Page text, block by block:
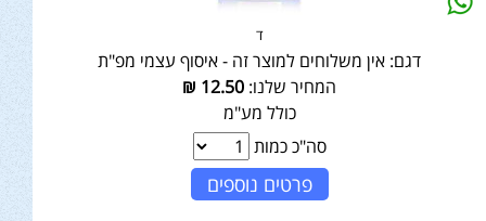
ד
דגם: אין משלוחים למוצר זה - איסוף עצמי מפ"ת
המחיר שלנו: 12.50
₪
כולל מע"מ
סה"כ כמות
פרטים נוספים